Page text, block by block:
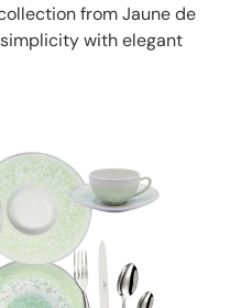
from Jaune de
with elegant